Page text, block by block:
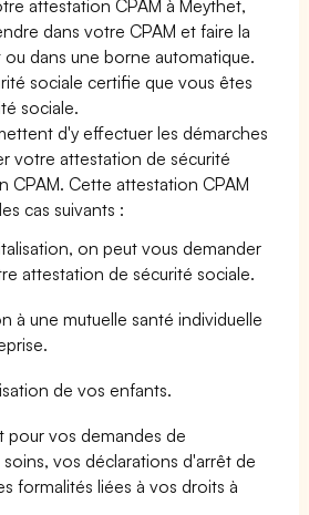
attestation CPAM à Meythet,
dans votre CPAM et faire la
dans une borne automatique.
sociale certifie que vous êtes
sociale.
d'y effectuer les démarches
votre attestation de sécurité
CPAM. Cette attestation CPAM
cas suivants :
on peut vous demander
attestation de sécurité sociale.
à une mutuelle santé individuelle
de vos enfants.
pour vos demandes de
vos déclarations d'arrêt de
formalités liées à vos droits à